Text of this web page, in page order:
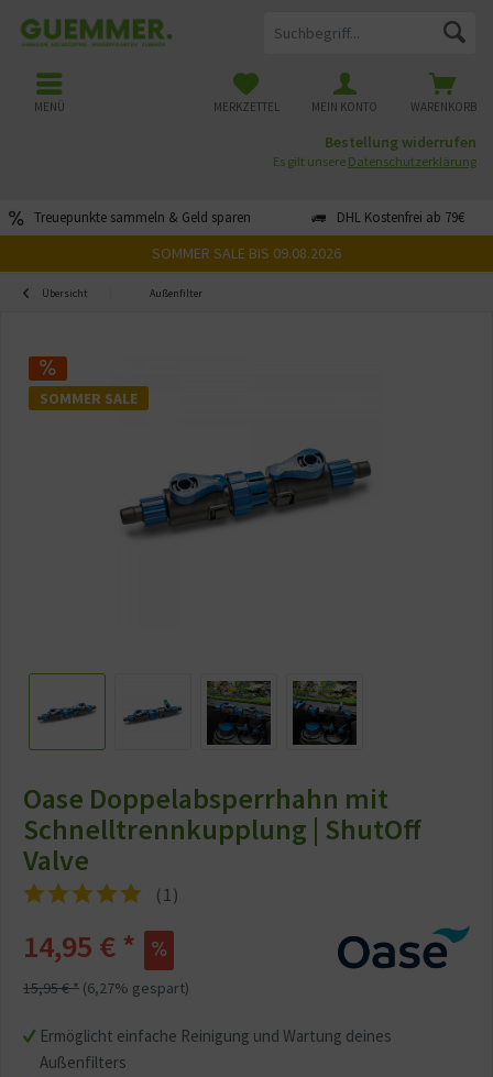
Treuepunkte sammeln & Geld sparen DHL Kostenfrei ab 79€
WARENKORB
MERKZETTEL MEIN KONTO
MENÜ
Bestellung widerrufen
Es gilt unsere Datenschutzerklärung
SOMMER SALE BIS 09.08.2026
Übersicht Außenfilter
SOMMER SALE
Oase Doppelabsperrhahn mit
Schnelltrennkupplung | ShutOff
Valve
(1)
Ermöglicht einfache Reinigung und Wartung deines
Außenfilters
14,95 € *
15,95 € * (6,27% gespart)